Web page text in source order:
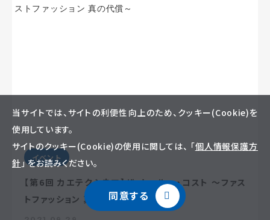
イベント
【第6回 カエテクシネマ】ザ・トゥルー・コスト ～ファス
トファッション 真の代償～
当サイトでは、サイトの利便性向上のため、クッキー(Cookie)を
使用しています。
サイトのクッキー(Cookie)の使用に関しては、 「個人情報保護方
針」 をお読みください。
同意する